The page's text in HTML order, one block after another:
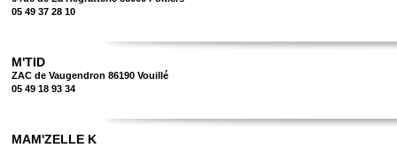
05 49 37 28 10
M'TID
ZAC de Vaugendron 86190 Vouillé
05 49 18 93 34
MAM'ZELLE K